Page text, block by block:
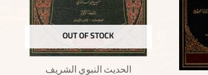
OUT OF STOCK
الحديث النبوي الشريف